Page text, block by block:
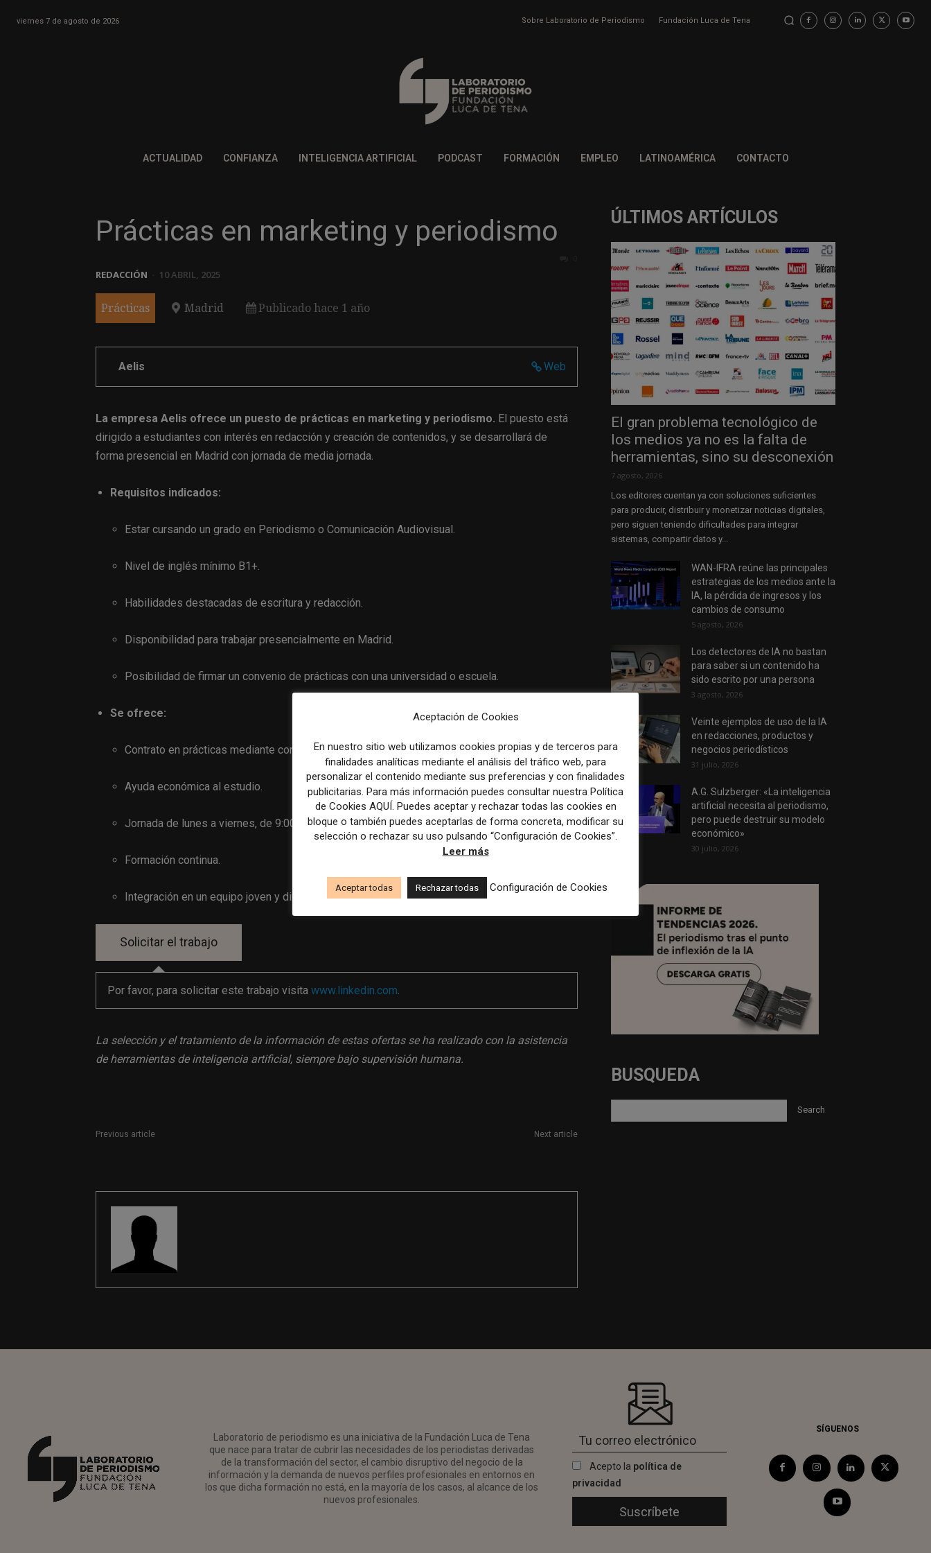
viernes 7 de agosto de 2026 Sobre Laboratorio de Periodismo Fundación Luca de Tena
ACTUALIDAD CONFIANZA INTELIGENCIA ARTIFICIAL PODCAST FORMACIÓN EMPLEO LATINOAMÉRICA CONTACTO
Prácticas en marketing y periodismo
REDACCIÓN 10 ABRIL, 2025
Prácticas Madrid Publicado hace 1 año
Web
Aelis
La empresa Aelis ofrece un puesto de prácticas en marketing y periodismo. El puesto está
dirigido a estudiantes con interés en redacción y creación de contenidos, y se desarrollará de
forma presencial en Madrid con jornada de media jornada.
Requisitos indicados:
Estar cursando un grado en Periodismo o Comunicación Audiovisual.
Nivel de inglés mínimo B1+.
Habilidades destacadas de escritura y redacción.
Disponibilidad para trabajar presencialmente en Madrid.
Posibilidad de firmar un convenio de prácticas con una universidad o escuela.
Se ofrece:
Contrato en prácticas mediante convenio con centro de estudios.
Ayuda económica al estudio.
Jornada de lunes a viernes, de 9:00 a 14:00 (25 horas semanales).
Formación continua.
Integración en un equipo joven y dinámico dentro del departamento de marketing.
Por favor, para solicitar este trabajo visita www.linkedin.com
La selección y el tratamiento de la información de estas ofertas se ha realizado con la asistencia
de herramientas de inteligencia artificial, siempre bajo supervisión humana.
Previous article Next article
ÚLTIMOS ARTÍCULOS
El gran problema tecnológico de
los medios ya no es la falta de
herramientas, sino su desconexión
7 agosto, 2026
Los editores cuentan ya con soluciones suficientes
para producir, distribuir y monetizar noticias digitales,
pero siguen teniendo dificultades para integrar
sistemas, compartir datos y...
WAN-IFRA reúne las principales
estrategias de los medios ante la
IA, la pérdida de ingresos y los
cambios de consumo
5 agosto, 2026
Los detectores de IA no bastan
para saber si un contenido ha
sido escrito por una persona
3 agosto, 2026
Veinte ejemplos de uso de la IA
en redacciones, productos y
negocios periodísticos
31 julio, 2026
A.G. Sulzberger: «La inteligencia
artificial necesita al periodismo,
pero puede destruir su modelo
económico»
30 julio, 2026
BUSQUEDA
Laboratorio de periodismo es una iniciativa de la Fundación Luca de Tena
que nace para tratar de cubrir las necesidades de los periodistas derivadas
de la transformación del sector, el cambio disruptivo del negocio de la
información y la demanda de nuevos perfiles profesionales en entornos en
los que dicha formación no está, en la mayoría de los casos, al alcance de los
nuevos profesionales.
Acepto la política de
privacidad
SÍGUENOS
Aceptación de Cookies
En nuestro sitio web utilizamos cookies propias y de terceros para
finalidades analíticas mediante el análisis del tráfico web, para
personalizar el contenido mediante sus preferencias y con finalidades
publicitarias. Para más información puedes consultar nuestra Política
de Cookies AQUÍ. Puedes aceptar y rechazar todas las cookies en
bloque o también puedes aceptarlas de forma concreta, modificar su
selección o rechazar su uso pulsando “Configuración de Cookies”.
Leer más
Aceptar todas Rechazar todas Configuración de Cookies